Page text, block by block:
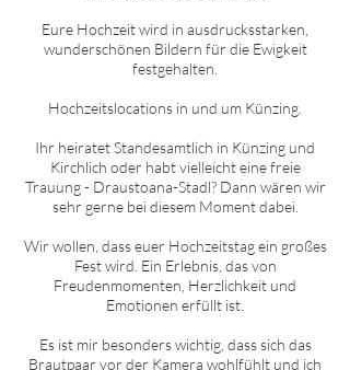
Eure Hochzeit wird in ausdrucksstarken,
wunderschönen Bildern für die Ewigkeit
festgehalten.
Hochzeitslocations in und um Künzing
Ihr heiratet Standesamtlich in Künzing und
Kirchlich oder habt vielleicht eine freie
Trauung - Draustoana-Stadl? Dann wären wir
sehr gerne bei diesem Moment dabei.
Wir wollen, dass euer Hochzeitstag ein großes
Fest wird. Ein Erlebnis, das von
Freudenmomenten, Herzlichkeit und
Emotionen erfüllt ist.
Es ist mir besonders wichtig, dass sich das
Brautpaar vor der Kamera wohlfühlt und ich